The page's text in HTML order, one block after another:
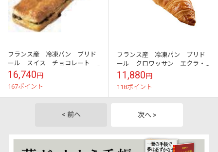
フランス産 冷凍パン ブリド
ール スイス チョコレート
100ｇ×70個
16,740円
167ポイント
フランス産 冷凍パン ブリド
ール クロワッサン エクラ・
デュ・テロワール 50ｇ×120個
11,880円
118ポイント
< 前へ 次へ >